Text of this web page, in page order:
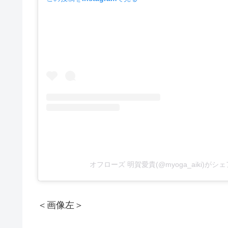
オフローズ 明賀愛貴(@myoga_aiki)がシェ
＜画像左＞